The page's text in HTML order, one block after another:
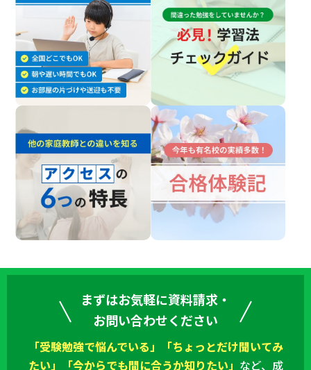
まずはお気軽に資料請求・
お問い合わせください
「受験勉強で悩んでいる」「ちょっとだけ聞いてみ
たい」「今からでも間に合うか知りたい」 など、 成